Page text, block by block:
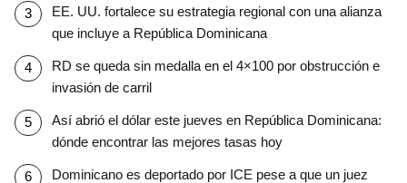
EE. UU. fortalece su estrategia regional con una alianza
que incluye a República Dominicana
RD se queda sin medalla en el 4×100 por obstrucción e
invasión de carril
Así abrió el dólar este jueves en República Dominicana:
dónde encontrar las mejores tasas hoy
Dominicano es deportado por ICE pese a que un juez